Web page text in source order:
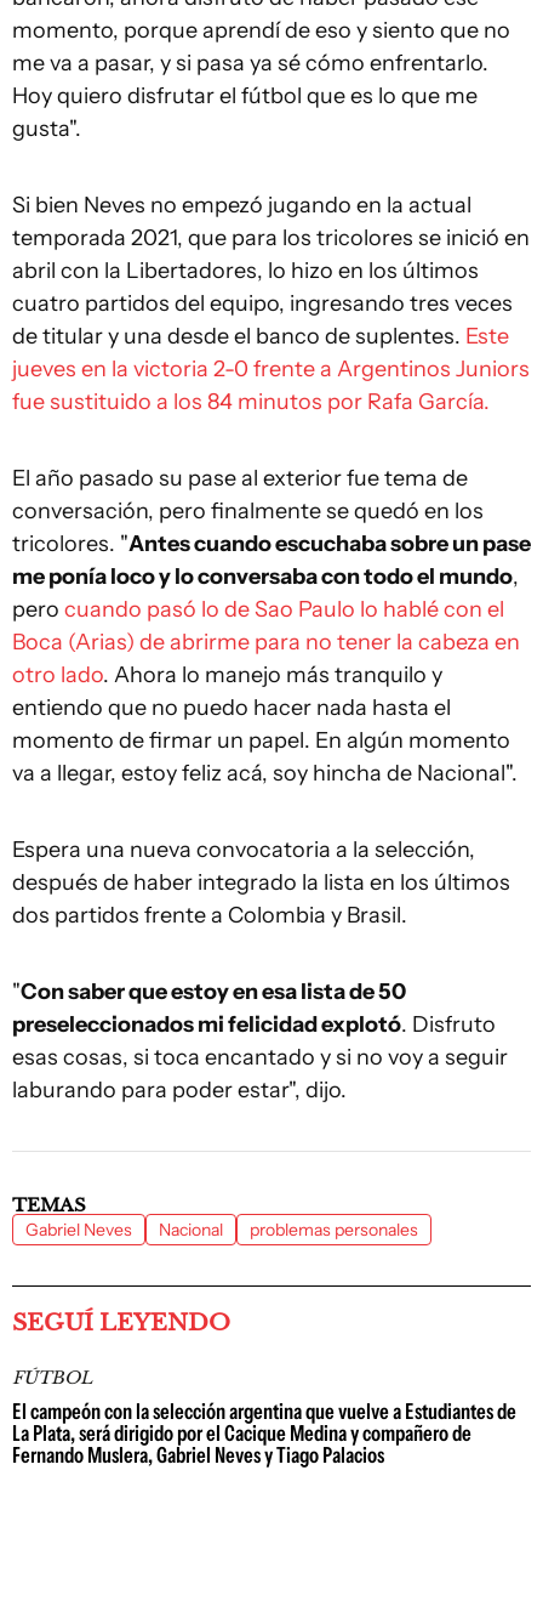
momento, porque aprendí de eso y siento que no
me va a pasar, y si pasa ya sé cómo enfrentarlo.
Hoy quiero disfrutar el fútbol que es lo que me
gusta".
Si bien Neves no empezó jugando en la actual
temporada 2021, que para los tricolores se inició en
abril con la Libertadores, lo hizo en los últimos
cuatro partidos del equipo, ingresando tres veces
de titular y una desde el banco de suplentes. Este
jueves en la victoria 2-0 frente a Argentinos Juniors
fue sustituido a los 84 minutos por Rafa García.
El año pasado su pase al exterior fue tema de
conversación, pero finalmente se quedó en los
tricolores. "Antes cuando escuchaba sobre un pase
me ponía loco y lo conversaba con todo el mundo,
pero cuando pasó lo de Sao Paulo lo hablé con el
Boca (Arias) de abrirme para no tener la cabeza en
otro lado. Ahora lo manejo más tranquilo y
entiendo que no puedo hacer nada hasta el
momento de firmar un papel. En algún momento
va a llegar, estoy feliz acá, soy hincha de Nacional".
Espera una nueva convocatoria a la selección,
después de haber integrado la lista en los últimos
dos partidos frente a Colombia y Brasil.
"Con saber que estoy en esa lista de 50
preseleccionados mi felicidad explotó. Disfruto
esas cosas, si toca encantado y si no voy a seguir
laburando para poder estar", dijo.
TEMAS
Gabriel Neves Nacional problemas personales
SEGUÍ LEYENDO
FÚTBOL
El campeón con la selección argentina que vuelve a Estudiantes de
La Plata, será dirigido por el Cacique Medina y compañero de
Fernando Muslera, Gabriel Neves y Tiago Palacios